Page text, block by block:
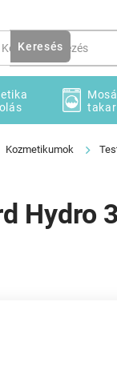
Keresés
Kozmetikumok
Hydro